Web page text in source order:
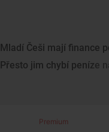
Mladí Češi mají finance
Přesto jim chybí peníze
Premium